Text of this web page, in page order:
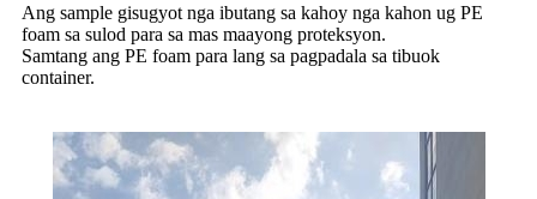
Ang sample gisugyot nga ibutang sa kahoy nga kahon ug PE
foam sa sulod para sa mas maayong proteksyon.
Samtang ang PE foam para lang sa pagpadala sa tibuok
container.